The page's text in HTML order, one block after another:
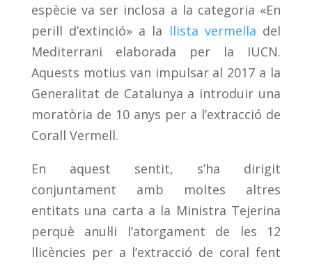
espècie va ser inclosa a la categoria «En
perill d’extinció» a la llista vermella del
Mediterrani elaborada per la IUCN.
Aquests motius van impulsar al 2017 a la
Generalitat de Catalunya a introduir una
moratòria de 10 anys per a l’extracció de
Corall Vermell.
En aquest sentit, s’ha dirigit
conjuntament amb moltes altres
entitats una carta a la Ministra Tejerina
perquè anul·li l’atorgament de les 12
llicències per a l’extracció de coral fent